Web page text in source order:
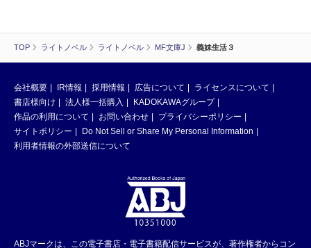
TOP ライトノベル ライトノベル MF文庫J 義妹生活３
会社概要 IR情報 採用情報 広告について
ライセンスについて
書店様向け
法人様一括購入
KADOKAWAグループ
作品の利用について
お問い合わせ
プライバシーポリシー
サイトポリシー
Do Not Sell or Share My Personal Information
利用者情報の外部送信について
ABJマークは、この電子書店・電子書籍配信サービスが、著作権者からコン